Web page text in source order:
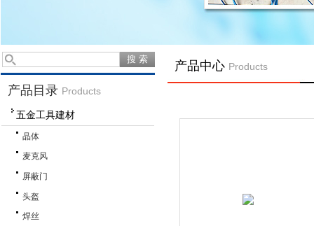
产品目录 Products
五金工具建材
晶体
麦克风
屏蔽门
头盔
焊丝
产品中心 Products